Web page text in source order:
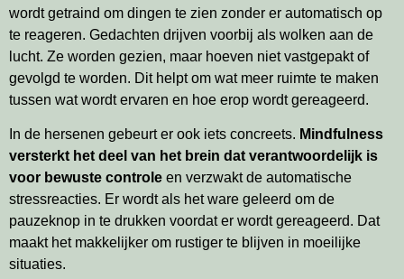
wordt getraind om dingen te zien zonder er automatisch op
te reageren. Gedachten drijven voorbij als wolken aan de
lucht. Ze worden gezien, maar hoeven niet vastgepakt of
gevolgd te worden. Dit helpt om wat meer ruimte te maken
tussen wat wordt ervaren en hoe erop wordt gereageerd.
In de hersenen gebeurt er ook iets concreets. Mindfulness
versterkt het deel van het brein dat verantwoordelijk is
voor bewuste controle en verzwakt de automatische
stressreacties. Er wordt als het ware geleerd om de
pauzeknop in te drukken voordat er wordt gereageerd. Dat
maakt het makkelijker om rustiger te blijven in moeilijke
situaties.